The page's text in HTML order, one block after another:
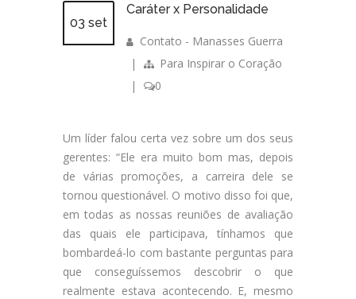
03 set
Caráter x Personalidade
Contato - Manasses Guerra
|
Para Inspirar o Coração
|
0
Um líder falou certa vez sobre um dos seus
gerentes: “Ele era muito bom mas, depois
de várias promoções, a carreira dele se
tornou questionável. O motivo disso foi que,
em todas as nossas reuniões de avaliação
das quais ele participava, tínhamos que
bombardeá-lo com bastante perguntas para
que conseguíssemos descobrir o que
realmente estava acontecendo. E, mesmo